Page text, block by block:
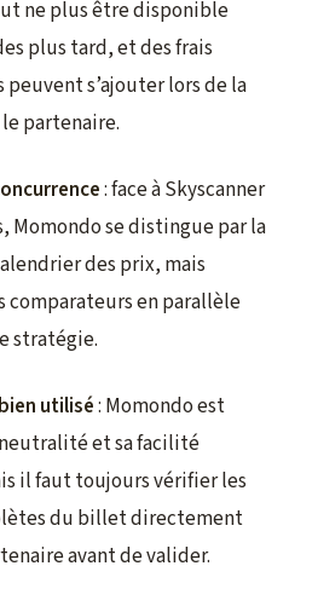
ne plus être disponible
plus tard, et des frais
s’ajouter lors de la
partenaire.
: face à Skyscanner
Momondo se distingue par la
des prix, mais
en parallèle
stratégie.
utilisé: Momondo est
et sa facilité
il faut toujours vérifier les
du billet directement
avant de valider.